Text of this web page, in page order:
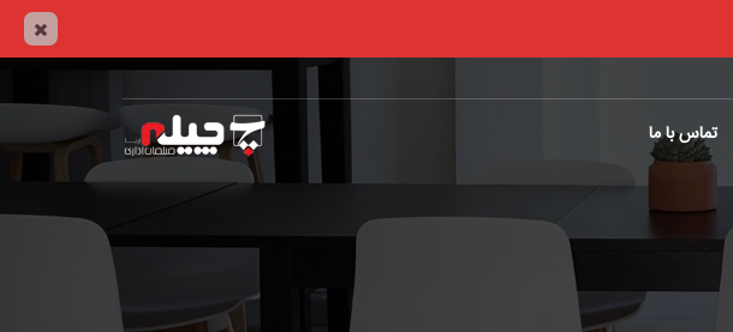
تماس با ما